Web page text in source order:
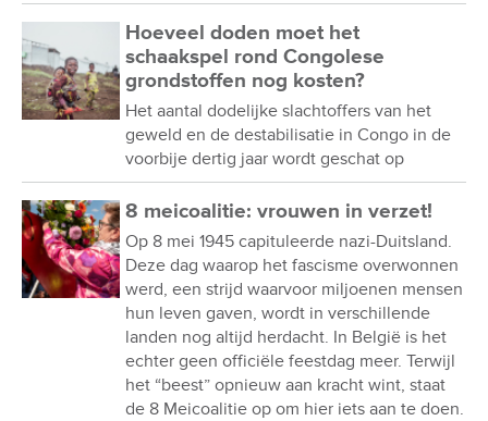
Hoeveel doden moet het
schaakspel rond Congolese
grondstoffen nog kosten?
Het aantal dodelijke slachtoffers van het
geweld en de destabilisatie in Congo in de
voorbije dertig jaar wordt geschat op
8 meicoalitie: vrouwen in verzet!
Op 8 mei 1945 capituleerde nazi-Duitsland.
Deze dag waarop het fascisme overwonnen
werd, een strijd waarvoor miljoenen mensen
hun leven gaven, wordt in verschillende
landen nog altijd herdacht. In België is het
echter geen officiële feestdag meer. Terwijl
het “beest” opnieuw aan kracht wint, staat
de 8 Meicoalitie op om hier iets aan te doen.